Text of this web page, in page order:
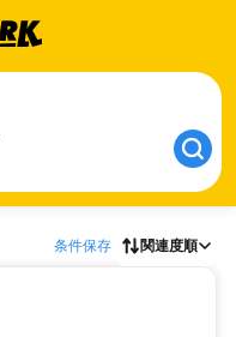
条件保存 関連度順